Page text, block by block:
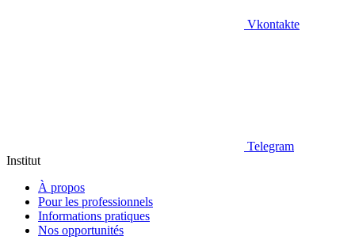
Vkontakte
Telegram
Institut
À propos
Pour les professionnels
Informations pratiques
Nos opportunités